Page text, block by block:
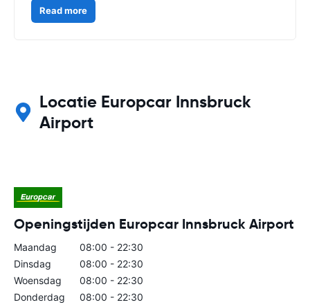
Read more
Locatie Europcar Innsbruck
Airport
Openingstijden Europcar Innsbruck Airport
Maandag
08:00 - 22:30
Dinsdag
08:00 - 22:30
Woensdag
08:00 - 22:30
Donderdag
08:00 - 22:30